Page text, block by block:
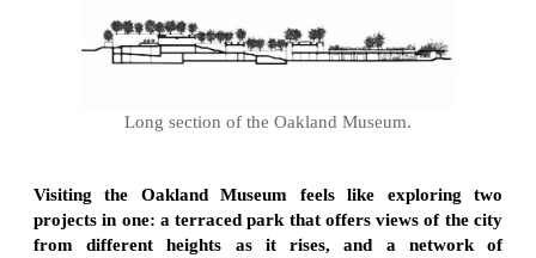
Long section of the Oakland Museum.
Visiting the Oakland Museum feels like exploring two
projects in one: a terraced park that offers views of the city
from different heights as it rises, and a network of